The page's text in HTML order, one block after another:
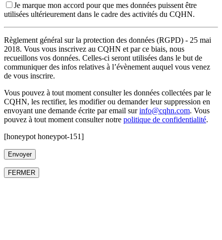
Je marque mon accord pour que mes données puissent être
utilisées ultérieurement dans le cadre des activités du CQHN.
Règlement général sur la protection des données (RGPD) - 25 mai
2018. Vous vous inscrivez au CQHN et par ce biais, nous
recueillons vos données. Celles-ci seront utilisées dans le but de
communiquer des infos relatives à l’évènement auquel vous venez
de vous inscrire.
Vous pouvez à tout moment consulter les données collectées par le
CQHN, les rectifier, les modifier ou demander leur suppression en
envoyant une demande écrite par email surinfo@cqhn.com. Vous
pouvez à tout moment consulter notre politique de confidentialité.
[honeypot honeypot-151]
FERMER